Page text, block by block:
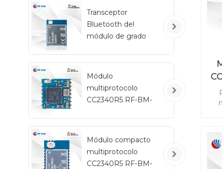
2340QB1
Transceptor
Bluetooth del
módulo de grado
vehículos
Módulo
multiprotocolo
CC2340R5 RF-BM-
Módulo compacto
multiprotocolo
CC2340R5 RF-BM-